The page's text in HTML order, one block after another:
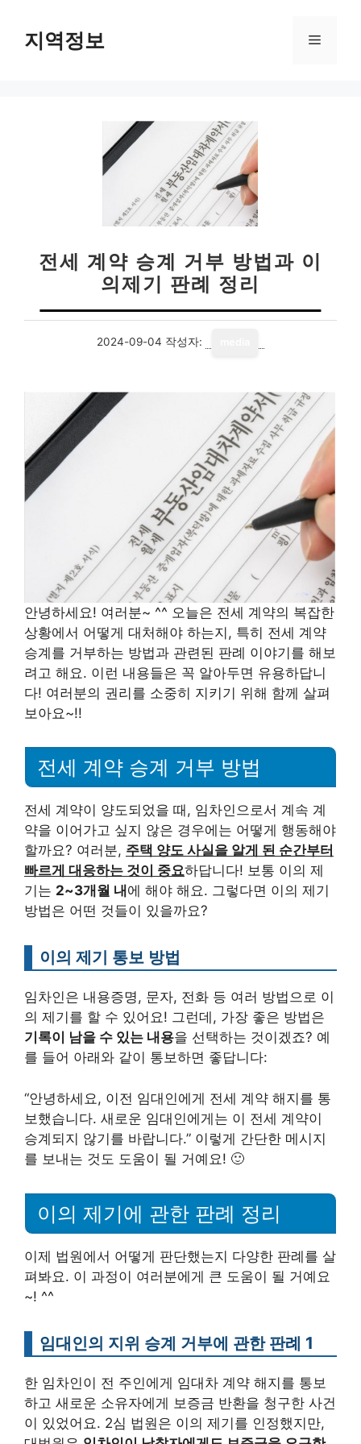
지역정보 메
전세 계약 승계 거부 방법과 이
의제기 판례 정리
2024-09-04 작성자:
안녕하세요! 여러분~ ^^ 오늘은 전세 계약의 복잡한
상황에서 어떻게 대처해야 하는지, 특히 전세 계약
승계를 거부하는 방법과 관련된 판례 이야기를 해보
려고 해요. 이런 내용들은 꼭 알아두면 유용하답니
다! 여러분의 권리를 소중히 지키기 위해 함께 살펴
보아요~!!
전세 계약 승계 거부 방법
전세 계약이 양도되었을 때, 임차인으로서 계속 계
약을 이어가고 싶지 않은 경우에는 어떻게 행동해야
할까요? 여러분, 주택 양도 사실을 알게 된 순간부터
빠르게 대응하는 것이 중요하답니다! 보통 이의 제
기는 2~3개월 내 에 해야 해요. 그렇다면 이의 제기
방법은 어떤 것들이 있을까요?
이의 제기 통보 방법
임차인은 내용증명, 문자, 전화 등 여러 방법으로 이
의 제기를 할 수 있어요! 그런데, 가장 좋은 방법은
기록이 남을 수 있는 내용을 선택하는 것이겠죠? 예
를 들어 아래와 같이 통보하면 좋답니다:
“안녕하세요, 이전 임대인에게 전세 계약 해지를 통
보했습니다. 새로운 임대인에게는 이 전세 계약이
승계되지 않기를 바랍니다.” 이렇게 간단한 메시지
를 보내는 것도 도움이 될 거예요! 🙂
이의 제기에 관한 판례 정리
이제 법원에서 어떻게 판단했는지 다양한 판례를 살
펴봐요. 이 과정이 여러분에게 큰 도움이 될 거예요
~! ^^
임대인의 지위 승계 거부에 관한 판례 1
한 임차인이 전 주인에게 임대차 계약 해지를 통보
하고 새로운 소유자에게 보증금 반환을 청구한 사건
이 있었어요. 2심 법원은 이의 제기를 인정했지만,